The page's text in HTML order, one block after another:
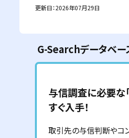
更新日：2026年07月29日
G-Searchデータベー
与信調査に必要な
すぐ入手！
取引先の与信判断やコ